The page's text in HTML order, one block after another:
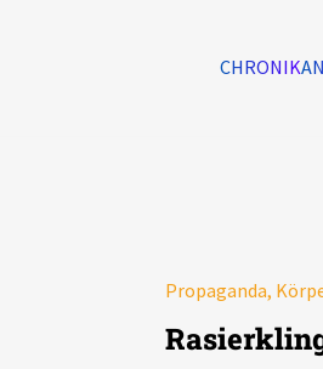
CHRONIK
Propaganda,